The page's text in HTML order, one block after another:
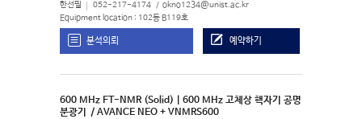
한선필 052-217-4174 okno1234@unist.ac.kr
Equipment location : 102동 B119호
분석의뢰 예약하기
600 MHz FT-NMR (Solid) | 600 MHz 고체상 핵자기 공명
분광기
/ AVANCE NEO + VNMRS600